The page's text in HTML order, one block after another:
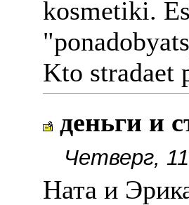
kosmetiki.
Kto stradaet
деньги и
Четверг,
Ната и